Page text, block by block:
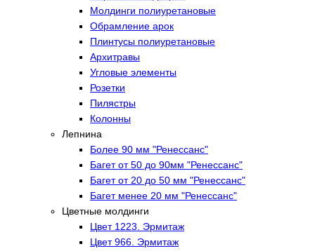
Молдинги полиуретановые
Обрамление арок
Плинтусы полиуретановые
Архитравы
Угловые элементы
Розетки
Пилястры
Колонны
Лепнина
Более 90 мм "Ренессанс"
Багет от 50 до 90мм "Ренессанс"
Багет от 20 до 50 мм "Ренессанс"
Багет менее 20 мм "Ренессанс"
Цветные молдинги
Цвет 1223. Эрмитаж
Цвет 966. Эрмитаж